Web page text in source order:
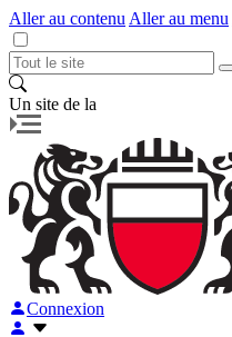
Aller au contenu Aller au menu
Un site de la
Connexion